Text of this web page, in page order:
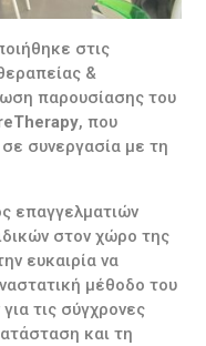
στις
&
παρουσίασης του
, που
σε συνεργασία με τη
επαγγελματιών
στον χώρο της
ευκαιρία να
μέθοδο του
τις σύγχρονες
και τη